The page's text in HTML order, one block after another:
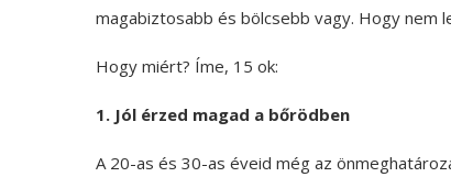
magabiztosabb és bölcsebb vagy. Hogy nem
Hogy miért? Íme, 15 ok:
1. Jól érzed magad a bőrödben
A 20-as és 30-as éveid még az